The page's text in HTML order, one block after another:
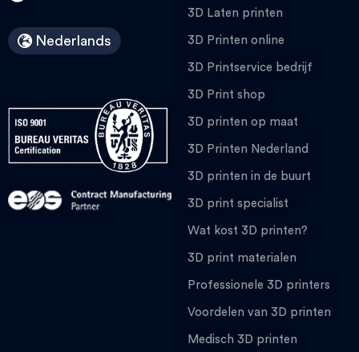
Nederlands
3D Laten printen
3D Printen online
3D Printservice bedrijf
3D Print shop
3D printen op maat
3D Printen Nederland
3D printen in de buurt
3D print specialist
Wat kost 3D printen?
3D print materialen
Professionele 3D printers
Voordelen van 3D printen
Medisch 3D printen